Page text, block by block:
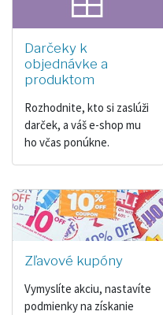
Darčeky k
objednávke a
produktom
Rozhodnite, kto si zaslúži
darček, a váš e-shop mu
ho včas ponúkne.
Zľavové kupóny
Vymyslíte akciu, nastavíte
podmienky na získanie